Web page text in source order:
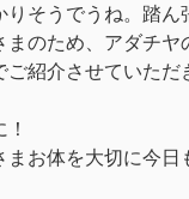
りそうでうね。踏ん
まのため、アダチヤ
紹介させていただ
まお体を大切に今日